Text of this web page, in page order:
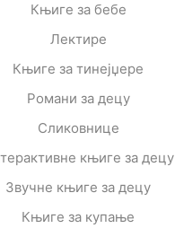
Књиге за бебе
Лектире
Књиге за тинејџере
Романи за децу
Сликовнице
књиге за децу
Звучне књиге за децу
Књиге за купање